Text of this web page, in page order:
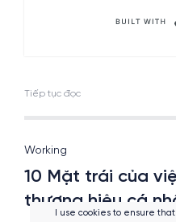
Tiếp tục đọc
Working
10 Mặt trái của
thương hiệu cá
I use cookies to ensure